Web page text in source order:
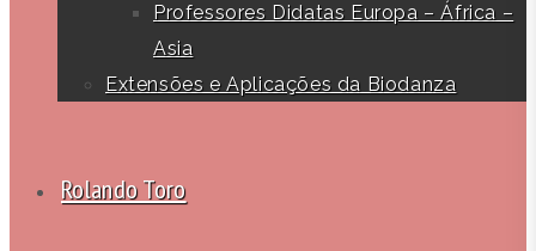
Professores Didatas Europa – África –
Asia
Extensões e Aplicações da Biodanza
Rolando Toro